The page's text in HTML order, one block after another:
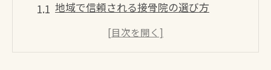
地域で信頼される接骨院の選び方
経験豊富な専門家による個別治療プラン
最新技術と設備での効果的な治療